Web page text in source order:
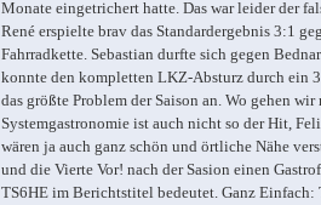
Monate eingetrichert hatte. Das war leider der
René erspielte brav das Standardergebnis 3:1
Fahrradkette. Sebastian durfte sich gegen
konnte den kompletten LKZ-Absturz durch ein
das größte Problem der Saison an. Wo gehen
Systemgastronomie ist auch nicht so der Hit,
wären ja auch ganz schön und örtliche Nähe
und die Vierte Vor! nach der Sasion einen
TS6HE im Berichtstitel bedeutet. Ganz Einfach: